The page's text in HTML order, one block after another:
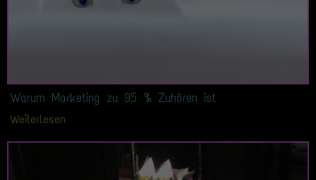
Warum Marketing zu 95 % Zuhören ist
Weiterlesen